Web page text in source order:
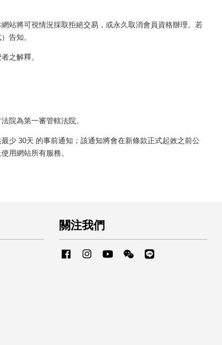
站將可視情況採取拒絕交易，或永久取消會員資格辦理。若
告知。
之解釋。
院為第一審管轄法院。
少 30天 的事前通知；該通知將會在新條款正式起效之前公
用網站所有服務。
關注我們
FacebookInstagramYouTube Wechat